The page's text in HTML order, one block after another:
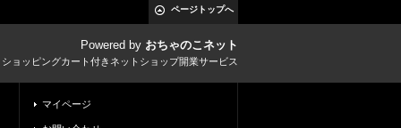
ページトップへ
Powered by おちゃのこネット
ョッピングカート付きネットショップ開業サービス
マイページ